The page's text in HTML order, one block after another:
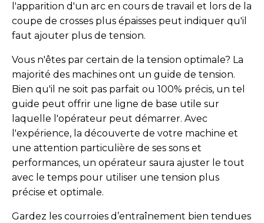
l'apparition d'un arc en cours de travail et lors de la
coupe de crosses plus épaisses peut indiquer qu'il
faut ajouter plus de tension.
Vous n'êtes par certain de la tension optimale? La
majorité des machines ont un guide de tension.
Bien qu'il ne soit pas parfait ou 100% précis, un tel
guide peut offrir une ligne de base utile sur
laquelle l'opérateur peut démarrer. Avec
l'expérience, la découverte de votre machine et
une attention particulière de ses sons et
performances, un opérateur saura ajuster le tout
avec le temps pour utiliser une tension plus
précise et optimale.
Gardez les courroies d’entraînement bien tendues